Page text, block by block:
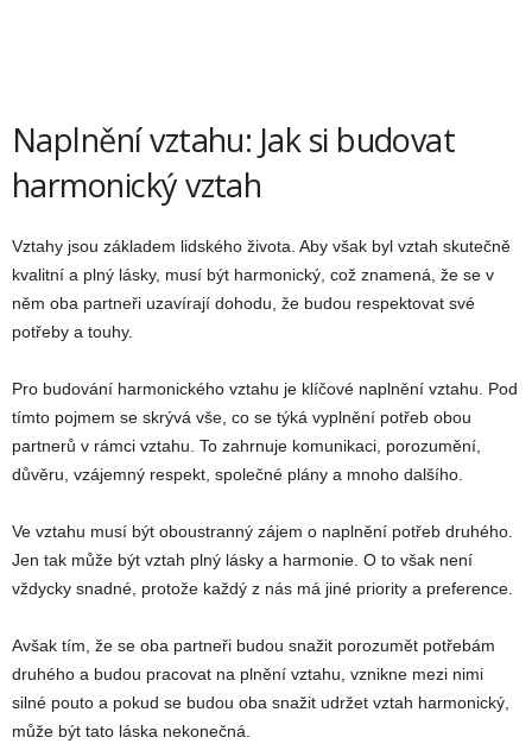
Naplnění vztahu: Jak si budovat
harmonický vztah
Vztahy jsou základem lidského života. Aby však byl vztah skutečně
kvalitní a plný lásky, musí být harmonický, což znamená, že se v
něm oba partneři uzavírají dohodu, že budou respektovat své
potřeby a touhy.
Pro budování harmonického vztahu je klíčové naplnění vztahu. Pod
tímto pojmem se skrývá vše, co se týká vyplnění potřeb obou
partnerů v rámci vztahu. To zahrnuje komunikaci, porozumění,
důvěru, vzájemný respekt, společné plány a mnoho dalšího.
Ve vztahu musí být oboustranný zájem o naplnění potřeb druhého.
Jen tak může být vztah plný lásky a harmonie. O to však není
vždycky snadné, protože každý z nás má jiné priority a preference.
Avšak tím, že se oba partneři budou snažit porozumět potřebám
druhého a budou pracovat na plnění vztahu, vznikne mezi nimi
silné pouto a pokud se budou oba snažit udržet vztah harmonický,
může být tato láska nekonečná.